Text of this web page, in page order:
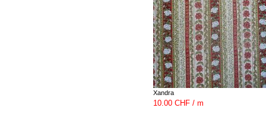
Xandra
10.00 CHF / m